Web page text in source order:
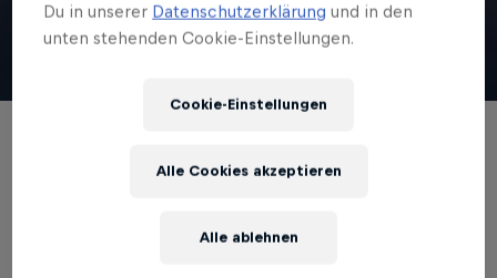
Ansehen
Partner
Du in unserer Datenschutzerklärung und in den
unten stehenden Cookie-Einstellungen.
Cookie-Einstellungen
Alle ablehnen
Alle Cookies akzeptieren